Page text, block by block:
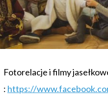
Fotorelacje i filmy
: https://